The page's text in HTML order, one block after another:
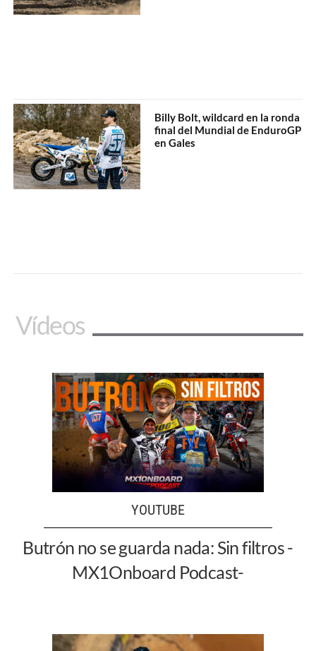
Billy Bolt, wildcard en la ronda
final del Mundial de EnduroGP
en Gales
Vídeos
YOUTUBE
Butrón no se guarda nada: Sin filtros -
MX1Onboard Podcast-